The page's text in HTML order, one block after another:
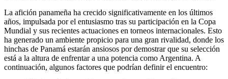
La afición panameña ha crecido significativamente en los últimos
años, impulsada por el entusiasmo tras su participación en la Copa
Mundial y sus recientes actuaciones en torneos internacionales. Esto
ha generado un ambiente propicio para una gran rivalidad, donde los
hinchas de Panamá estarán ansiosos por demostrar que su selección
está a la altura de enfrentar a una potencia como Argentina. A
continuación, algunos factores que podrían definir el encuentro: